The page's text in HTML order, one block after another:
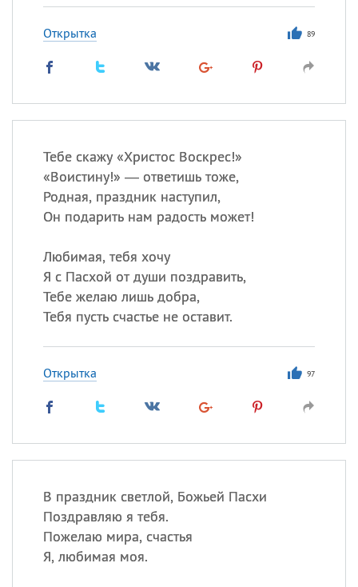
Открытка 89
Тебе скажу «Христос Воскрес!»
«Воистину!» — ответишь тоже,
Родная, праздник наступил,
Он подарить нам радость может!
Любимая, тебя хочу
Я с Пасхой от души поздравить,
Тебе желаю лишь добра,
Тебя пусть счастье не оставит.
Открытка 97
В праздник светлой, Божьей Пасхи
Поздравляю я тебя.
Пожелаю мира, счастья
Я, любимая моя.